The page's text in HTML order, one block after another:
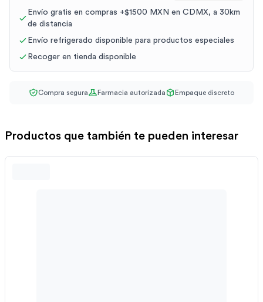
Envío gratis en compras +$1500 MXN en CDMX, a 30km
de distancia
Envío refrigerado disponible para productos especiales
Recoger en tienda disponible
Compra segura Farmacia autorizada Empaque discreto
Productos que también te pueden interesar